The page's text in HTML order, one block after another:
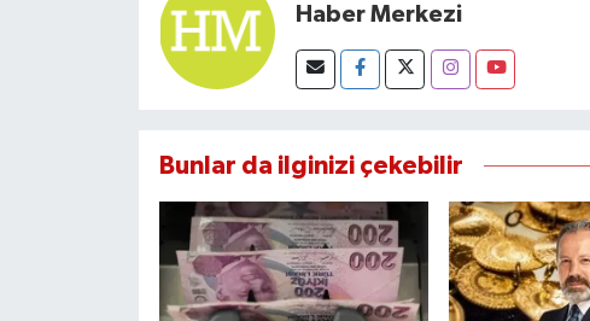
Haber Merkezi
Bunlar da ilginizi çekebilir